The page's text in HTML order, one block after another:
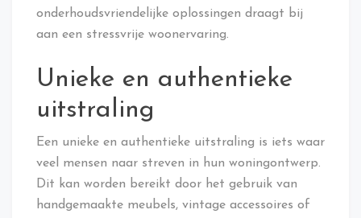
onderhoudsvriendelijke oplossingen draagt bij
aan een stressvrije woonervaring.
Unieke en authentieke
uitstraling
Een unieke en authentieke uitstraling is iets waar
veel mensen naar streven in hun woningontwerp.
Dit kan worden bereikt door het gebruik van
handgemaakte meubels, vintage accessoires of